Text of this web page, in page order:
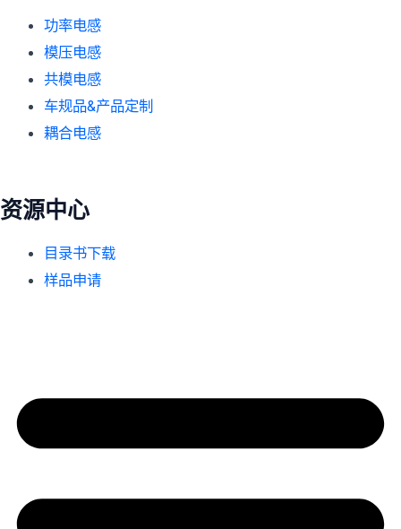
功率电感
模压电感
共模电感
车规品&产品定制
耦合电感
资源中心
目录书下载
样品申请